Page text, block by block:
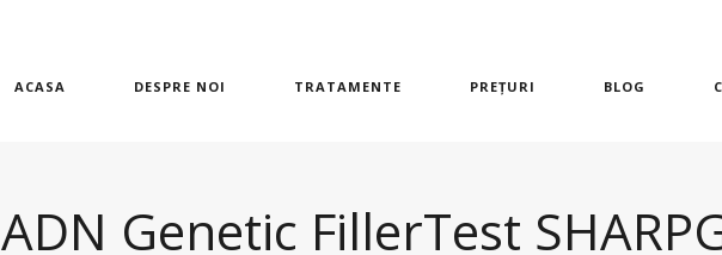
ACASA DESPRE NOI TRATAMENTE PREȚURI BLOG
ADN Genetic FillerTest